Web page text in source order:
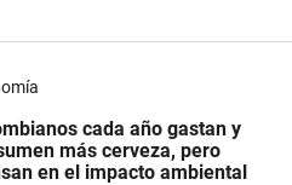
cada año gastan y
más cerveza, pero
en el impacto ambiental